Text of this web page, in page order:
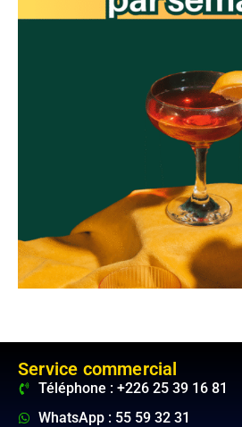
Service commercial
Téléphone : +226 25 39 16 81
WhatsApp : 55 59 32 31